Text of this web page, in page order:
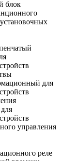
блок
для
управления
реле